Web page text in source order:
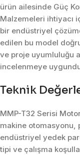
ürün ailesinde Güç
Malzemeleri ihtiyacı
bir endüstriyel
edilen bu model
ve proje uyumluluğu
incelenmeye
Teknik
MMP-T32 Serisi
makine otomasyonu,
endüstriyel yedek
tipi ve çalışma